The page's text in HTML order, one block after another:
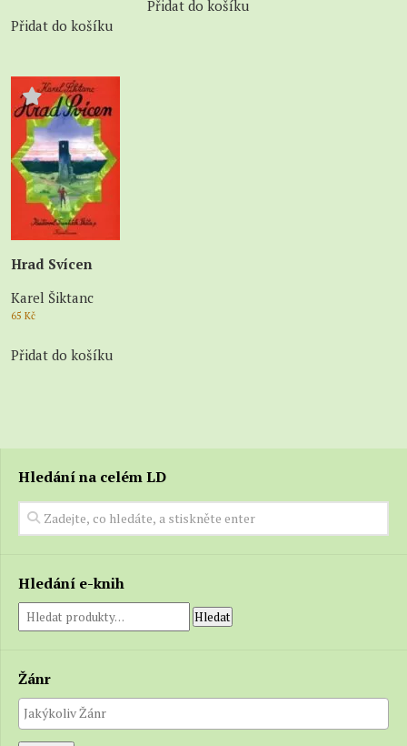
Přidat do košíku
Přidat do košíku
Hrad Svícen
Karel Šiktanc
65 Kč
Přidat do košíku
Hledání na celém LD
Hledání e-knih
Hledat
Žánr